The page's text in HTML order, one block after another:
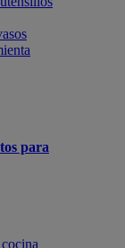
para